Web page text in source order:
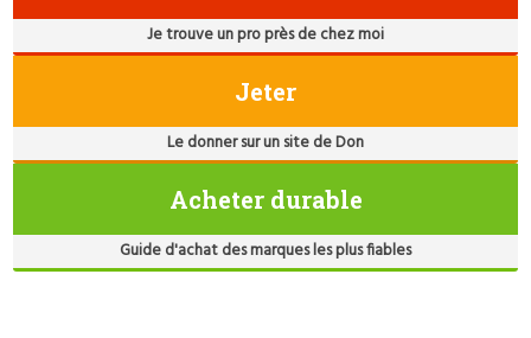
Je trouve un pro près de chez moi
Jeter
Le donner sur un site de Don
Acheter durable
Guide d'achat des marques les plus fiables